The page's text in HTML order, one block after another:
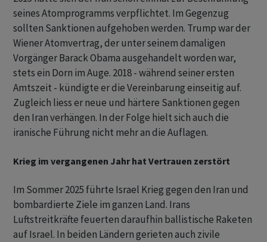
seines Atomprogramms verpflichtet. Im Gegenzug
sollten Sanktionen aufgehoben werden. Trump war der
Wiener Atomvertrag, der unter seinem damaligen
Vorgänger Barack Obama ausgehandelt worden war,
stets ein Dorn im Auge. 2018 - während seiner ersten
Amtszeit - kündigte er die Vereinbarung einseitig auf.
Zugleich liess er neue und härtere Sanktionen gegen
den Iran verhängen. In der Folge hielt sich auch die
iranische Führung nicht mehr an die Auflagen.
Krieg im vergangenen Jahr hat Vertrauen zerstört
Im Sommer 2025 führte Israel Krieg gegen den Iran und
bombardierte Ziele im ganzen Land. Irans
Luftstreitkräfte feuerten daraufhin ballistische Raketen
auf Israel. In beiden Ländern gerieten auch zivile